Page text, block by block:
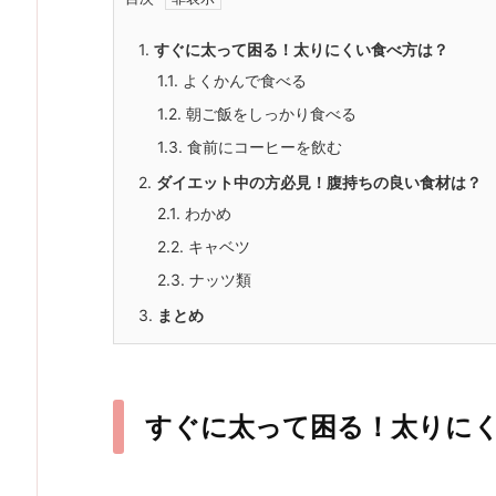
1. すぐに太って困る！太りにくい食べ方は？
1.1. よくかんで食べる
1.2. 朝ご飯をしっかり食べる
1.3. 食前にコーヒーを飲む
2. ダイエット中の方必見！腹持ちの良い食材は？
2.1. わかめ
2.2. キャベツ
2.3. ナッツ類
3. まとめ
すぐに太って困る！太りに